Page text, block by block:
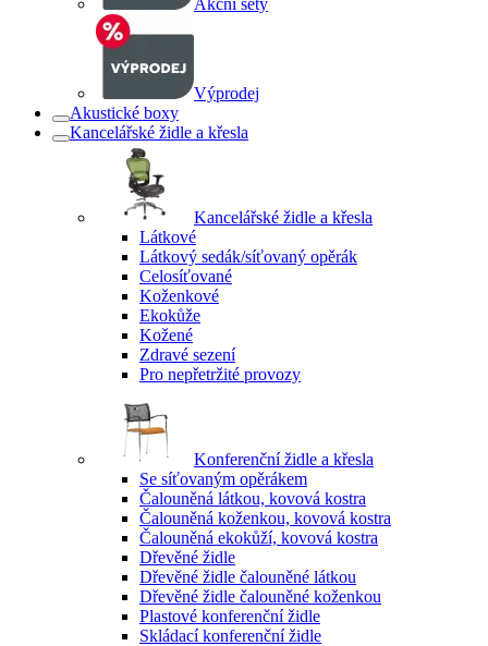
Akční sety
Výprodej
Akustické boxy
Kancelářské židle a křesla
Kancelářské židle a křesla
Látkové
Látkový sedák/síťovaný opěrák
Celosíťované
Koženkové
Ekokůže
Kožené
Zdravé sezení
Pro nepřetržité provozy
Konferenční židle a křesla
Se síťovaným opěrákem
Čalouněná látkou, kovová kostra
Čalouněná koženkou, kovová kostra
Čalouněná ekokůží, kovová kostra
Dřevěné židle
Dřevěné židle čalouněné látkou
Dřevěné židle čalouněné koženkou
Plastové konferenční židle
Skládací konferenční židle